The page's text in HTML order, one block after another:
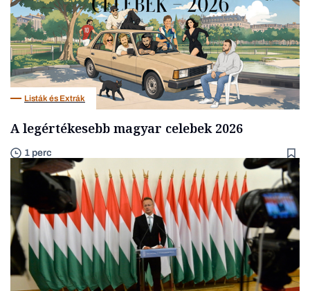
Listák és Extrák
A legértékesebb magyar celebek 2026
1 perc